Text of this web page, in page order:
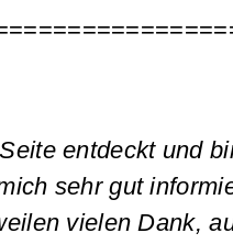
entdeckt und
sehr gut
vielen Dank,